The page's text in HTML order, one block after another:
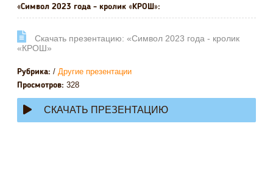
«Символ 2023 года - кролик «КРОШ»:
Cкачать презентацию: «Символ 2023 года - кролик
«КРОШ»
Рубрика: / Другие презентации
Просмотров: 328
СКАЧАТЬ ПРЕЗЕНТАЦИЮ